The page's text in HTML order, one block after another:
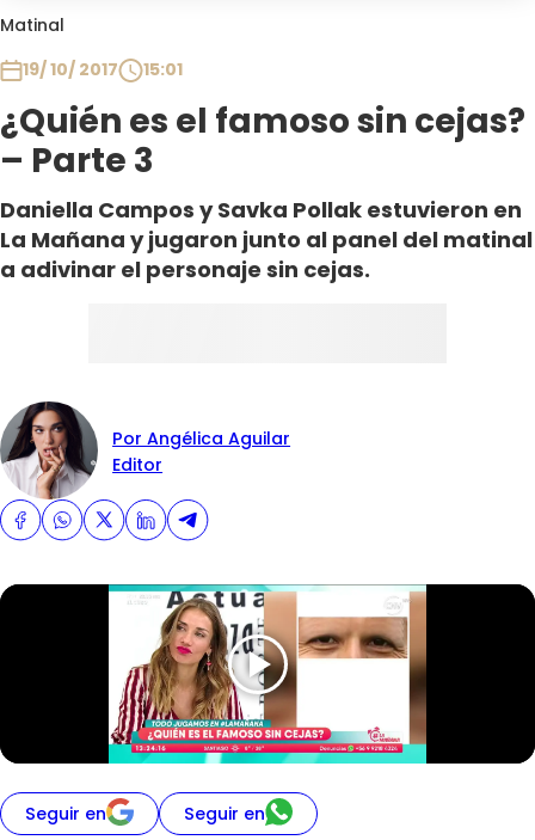
Matinal
19/ 10/ 2017
15:01
¿Quién es el famoso sin cejas?
– Parte 3
Daniella Campos y Savka Pollak estuvieron en
La Mañana y jugaron junto al panel del matinal
a adivinar el personaje sin cejas.
Por Angélica Aguilar
Editor
Seguir en Seguir en
Club De La Comedia
Contigo en Directo
Plan Perfecto
El Tiempo
Sabingo
Todos Los Programas